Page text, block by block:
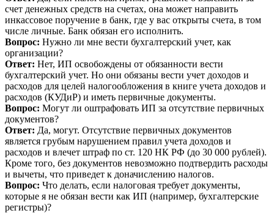
счет денежных средств на счетах, она может направить
инкассовое поручение в банк, где у вас открыты счета, в том
числе личные. Банк обязан его исполнить.
Вопрос: Нужно ли мне вести бухгалтерский учет, как
организации?
Ответ: Нет, ИП освобождены от обязанности вести
бухгалтерский учет. Но они обязаны вести учет доходов и
расходов для целей налогообложения в книге учета доходов и
расходов (КУДиР) и иметь первичные документы.
Вопрос: Могут ли оштрафовать ИП за отсутствие первичных
документов?
Ответ: Да, могут. Отсутствие первичных документов
является грубым нарушением правил учета доходов и
расходов и влечет штраф по ст. 120 НК РФ (до 30 000 рублей).
Кроме того, без документов невозможно подтвердить расходы
и вычеты, что приведет к доначислению налогов.
Вопрос: Что делать, если налоговая требует документы,
которые я не обязан вести как ИП (например, бухгалтерские
регистры)?